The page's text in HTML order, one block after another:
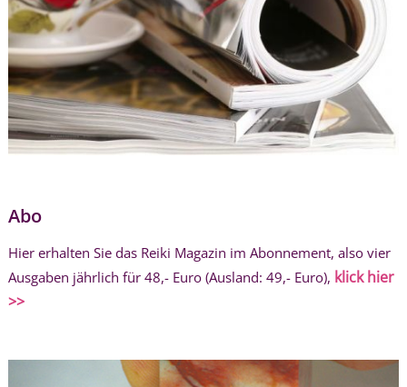
Abo
Hier erhalten Sie das Reiki Magazin im Abonnement, also vier
Ausgaben jährlich für 48,- Euro (Ausland: 49,- Euro), klick hier
>>